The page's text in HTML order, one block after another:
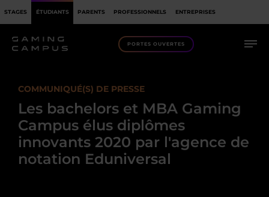
STAGES ÉTUDIANTS PARENTS PROFESSIONNELS ENTREPRISES
PORTES OUVERTES
COMMUNIQUÉ(S) DE PRESSE
Les bachelors et MBA Gaming
Campus élus diplômes
innovants 2020 par l'agence de
notation Eduniversal